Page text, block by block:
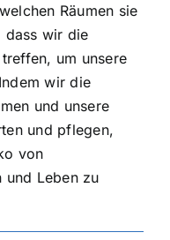
Räumen sie
dass wir die
um unsere
wir die
und unsere
und pflegen,
von
und Leben zu